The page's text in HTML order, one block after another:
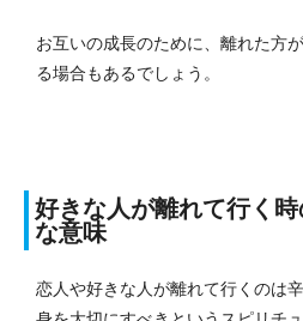
お互いの成長のために、離れた方
る場合もあるでしょう。
好きな人が離れて行く
な意味
恋人や好きな人が離れて行くのは